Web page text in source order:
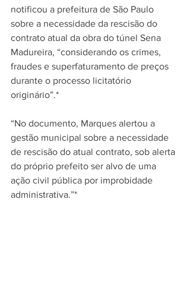
notificou a prefeitura de São Paulo
sobre a necessidade da rescisão do
contrato atual da obra do túnel Sena
Madureira, “considerando os crimes,
fraudes e superfaturamento de preços
durante o processo licitatório
originário”.*
“No documento, Marques alertou a
gestão municipal sobre a necessidade
de rescisão do atual contrato, sob alerta
do próprio prefeito ser alvo de uma
ação civil pública por improbidade
administrativa.”*